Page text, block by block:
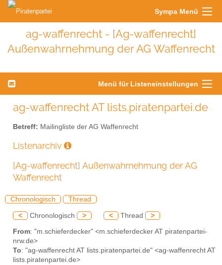
Sympa Menü
ag-waffenrecht - [Ag-waffenrecht]
Außenwahrnehmung der AG Waffenrecht
Menü für Listeneinstellungen
ag-waffenrecht AT lists.piratenpartei.de
Betreff: Mailingliste der AG Waffenrecht
Listenarchiv
[Ag-waffenrecht] Außenwahrnehmung der AG
Waffenrecht
Chronologisch Thread
< Chronologisch > < Thread >
From: "m.schieferdecker" <m.schieferdecker AT piratenpartei-
nrw.de>
To: "ag-waffenrecht AT lists.piratenpartei.de" <ag-waffenrecht AT
lists.piratenpartei.de>